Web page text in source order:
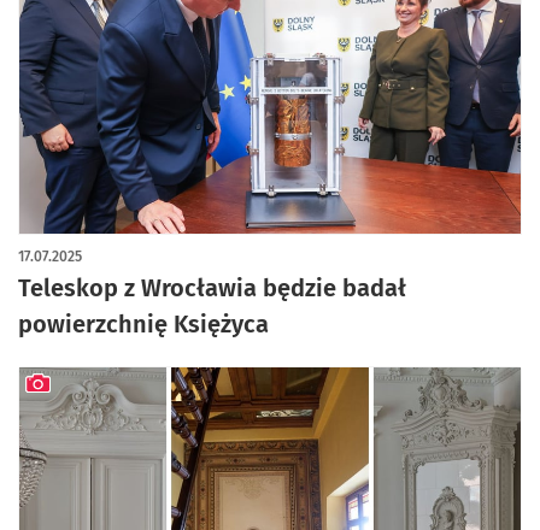
Teleskop z Wrocławia będzie badał
powierzchnię Księżyca
17.07.2025